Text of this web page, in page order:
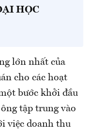
HỌC
lớn nhất của
cho các hoạt
bước khởi đầu
tập trung vào
việc doanh thu